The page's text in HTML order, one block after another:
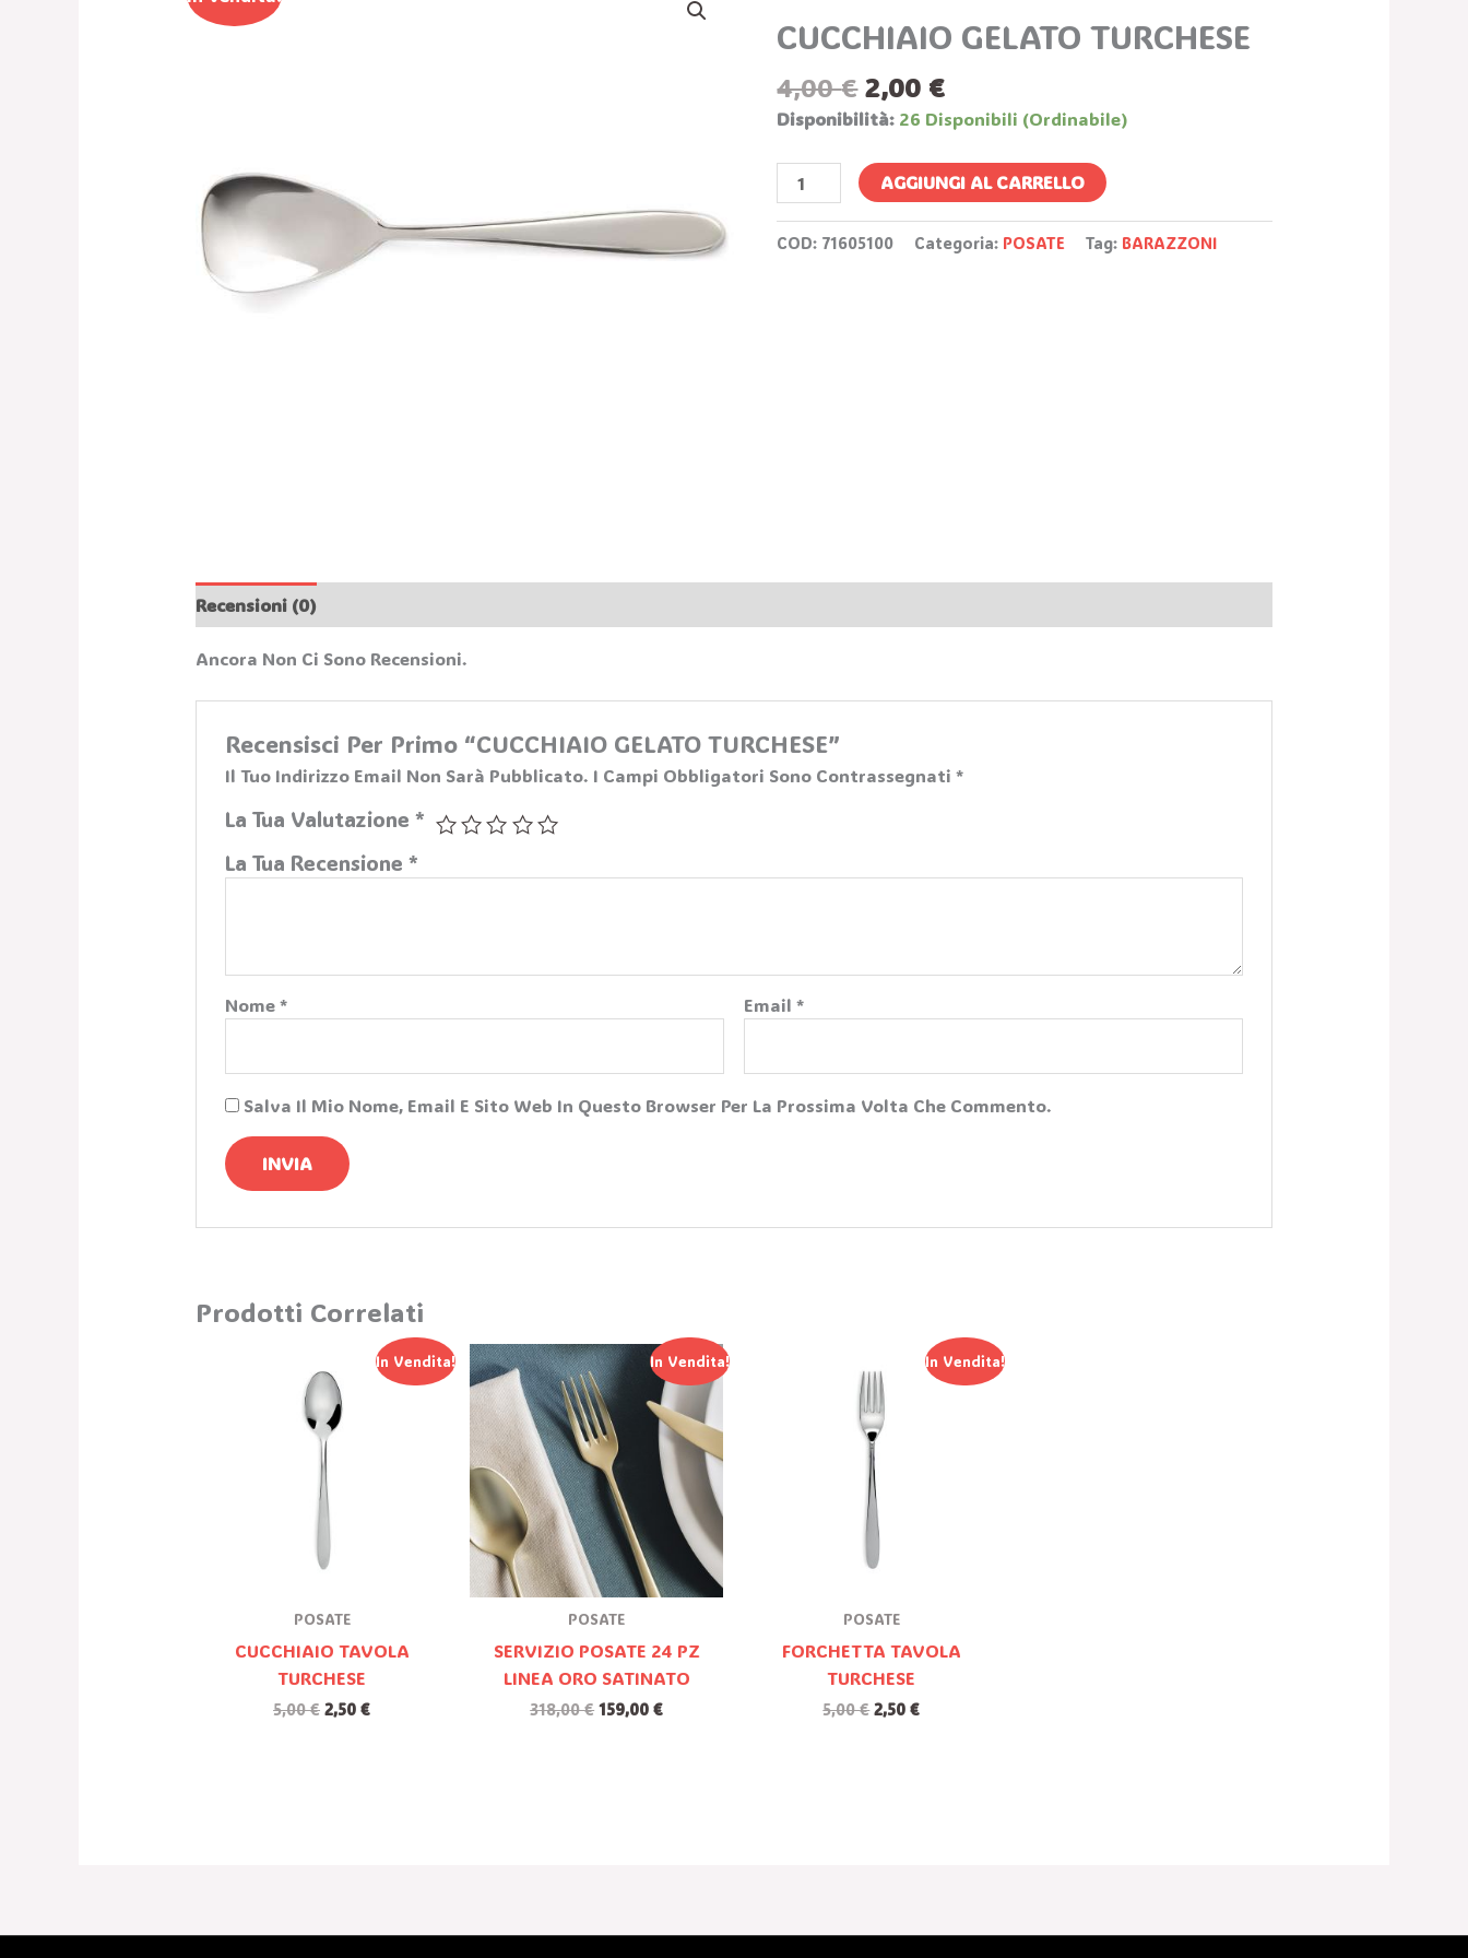
CUCCHIAIO GELATO TURCHESE
4,00€
Originale
4,00 €.
2,00 €
Attuale
2,00 €.
Disponibilità: 26 Disponibili (ordinabile)
TURCHESE
AGGIUNGI AL CARRELLO
COD: 71605100 Categoria: POSATE Tag: BARAZZONI
Recensioni (0)
Ancora Non Ci Sono Recensioni.
Recensisci Per Primo “CUCCHIAIO GELATO TURCHESE”
Il Tuo Indirizzo Email Non Sarà Pubblicato. I Campi Obbligatori Sono Contrassegnati*
La Tua Valutazione*
La Tua Recensione*
Nome* Email*
Salva Il Mio Nome, Email E Sito Web In Questo Browser Per La Prossima Volta Che Commento.
Prodotti Correlati
In Vendita!
POSATE
CUCCHIAIO TAVOLA
TURCHESE
5,00€
Prezzo
Originale
Era:
5,00 €.
2,50€
Il
Prezzo
Attuale
In Vendita!
POSATE
SERVIZIO POSATE 24 PZ
LINEA ORO SATINATO
318,00€
Il
Prezzo
Originale
Era:
318,00 €.
159,00€
Il
Prezzo
Attuale
È:
159,00 €.
In Vendita!
POSATE
FORCHETTA TAVOLA
TURCHESE
5,00€
Prezzo
Originale
Era:
5,00 €.
2,50€
Il
Prezzo
Attuale